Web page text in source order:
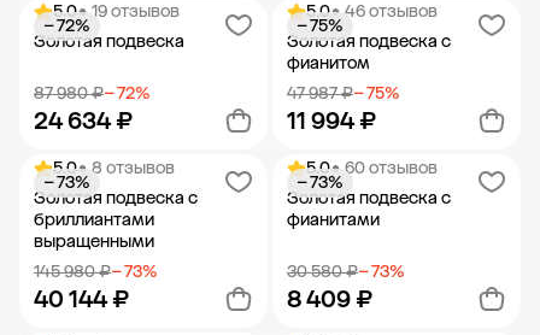
Добавить в корзину Добавить в корзину
5.0• 19 отзывов
Золотая подвеска
87 980 ₽− 72%
24 634 ₽
− 72%
Добавить в корзину
5.0• 46 отзывов
Золотая подвеска с
фианитом
47 987 ₽− 75%
11 994 ₽
− 75%
Добавить в корзину
5.0• 8 отзывов
Золотая подвеска с
бриллиантами
выращенными
145 980 ₽− 73%
40 144 ₽
− 73%
5.0• 60 отзывов
Золотая подвеска с
фианитами
30 580 ₽− 73%
8 409 ₽
− 73%